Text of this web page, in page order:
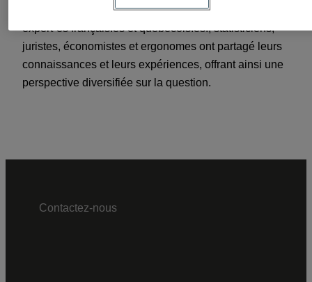
spécifiques liées aux temps de travail atypiques). Des
expert·es français.es et québécois.es., statisticiens,
juristes, économistes et ergonomes ont partagé leurs
connaissances et leurs expériences, offrant ainsi une
perspective diversifiée sur la question.
Contactez-nous